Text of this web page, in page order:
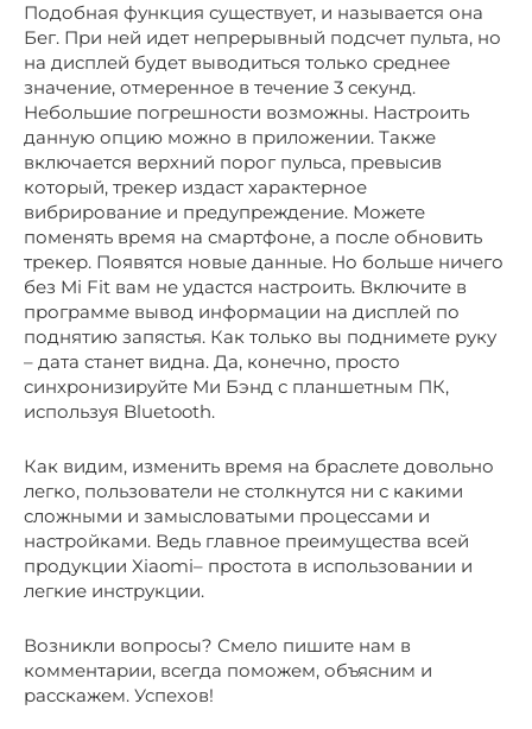
Подобная функция существует, и называется она
Бег. При ней идет непрерывный подсчет пульта, но
на дисплей будет выводиться только среднее
значение, отмеренное в течение 3 секунд.
Небольшие погрешности возможны. Настроить
данную опцию можно в приложении. Также
включается верхний порог пульса, превысив
который, трекер издаст характерное
вибрирование и предупреждение. Можете
поменять время на смартфоне, а после обновить
трекер. Появятся новые данные. Но больше ничего
без Mi Fit вам не удастся настроить. Включите в
программе вывод информации на дисплей по
поднятию запястья. Как только вы поднимете руку
– дата станет видна. Да, конечно, просто
синхронизируйте Ми Бэнд с планшетным ПК,
используя Bluetooth.
Как видим, изменить время на браслете довольно
легко, пользователи не столкнутся ни с какими
сложными и замысловатыми процессами и
настройками. Ведь главное преимущества всей
продукции Xiaomi– простота в использовании и
легкие инструкции.
Возникли вопросы? Смело пишите нам в
комментарии, всегда поможем, объясним и
расскажем. Успехов!